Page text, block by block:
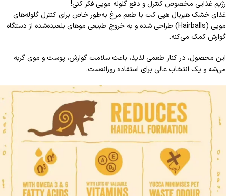
رژیم غذایی مخصوص کنترل و دفع گلوله مویی فکر کنی!
غذای خشک هیربال هپی کت با طعم مرغ به‌طور خاص برای کنترل گلوله‌های
مویی (Hairballs) طراحی شده و به خروج طبیعی موهای بلعیده‌شده از دستگاه
گوارش کمک می‌کنه.
این محصول، در کنار طعمی لذیذ، باعث سلامت گوارش، پوست و موی گربه
می‌شه و یک انتخاب عالی برای استفاده روزانه‌ست.